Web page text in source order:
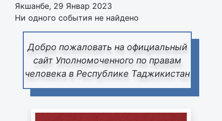
Добро пожаловать на официальный
сайт Уполномоченного по правам
человека в Республике Таджикистан
Якшанбе, 29 Январ 2023
Ни одного события не найдено